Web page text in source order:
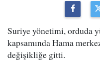
Suriye yönetimi, orduda
kapsamında Hama
değişikliğe gitti.